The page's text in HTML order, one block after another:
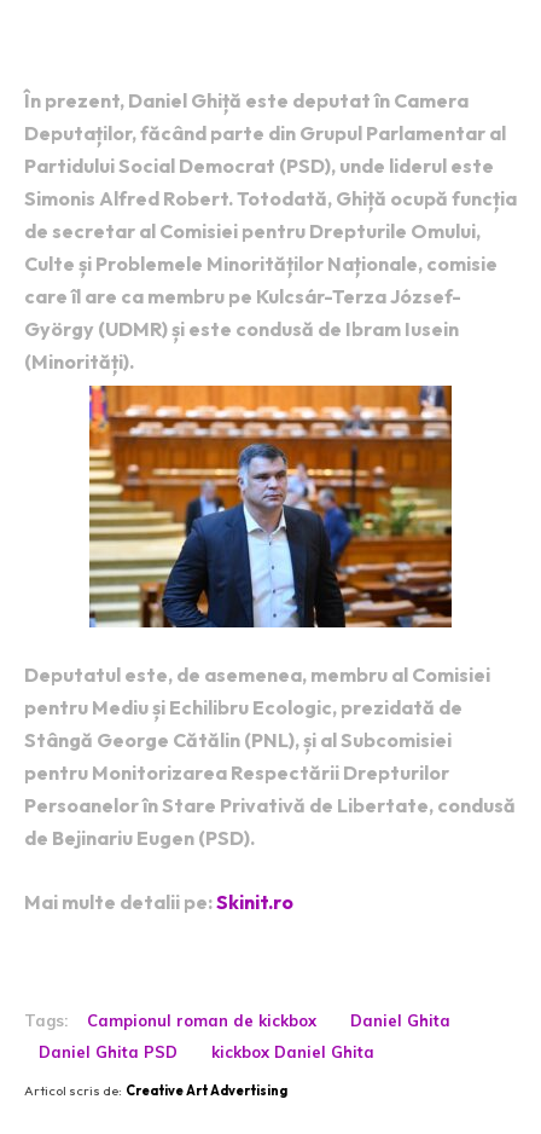
În prezent, Daniel Ghiță este deputat în Camera
Deputaților, făcând parte din Grupul Parlamentar al
Partidului Social Democrat (PSD), unde liderul este
Simonis Alfred Robert. Totodată, Ghiță ocupă funcția
de secretar al Comisiei pentru Drepturile Omului,
Culte și Problemele Minorităților Naționale, comisie
care îl are ca membru pe Kulcsár-Terza József-
György (UDMR) și este condusă de Ibram Iusein
(Minorități).
Deputatul este, de asemenea, membru al Comisiei
pentru Mediu și Echilibru Ecologic, prezidată de
Stângă George Cătălin (PNL), și al Subcomisiei
pentru Monitorizarea Respectării Drepturilor
Persoanelor în Stare Privativă de Libertate, condusă
de Bejinariu Eugen (PSD).
Mai multe detalii pe:Skinit.ro
Tags: Campionul roman de kickbox
Daniel Ghita
Daniel Ghita PSD
kickbox Daniel Ghita
Articol scris de: Creative Art Advertising